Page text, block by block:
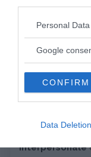
Please note that
not limited to your
use your data for
consent section.
Personal
Google
CONFIRM
Data Deletion
terapia
interpersonale